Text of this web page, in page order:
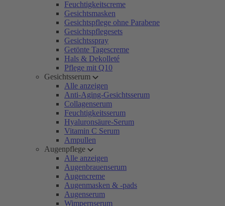
Feuchtigkeitscreme
Gesichtsmasken
Gesichtspflege ohne Parabene
Gesichtspflegesets
Gesichtsspray
Getönte Tagescreme
Hals & Dekolleté
Pflege mit Q10
Gesichtsserum
Alle anzeigen
Anti-Aging-Gesichtsserum
Collagenserum
Feuchtigkeitsserum
Hyaluronsäure-Serum
Vitamin C Serum
Ampullen
Augenpflege
Alle anzeigen
Augenbrauenserum
Augencreme
Augenmasken & -pads
Augenserum
Wimpernserum